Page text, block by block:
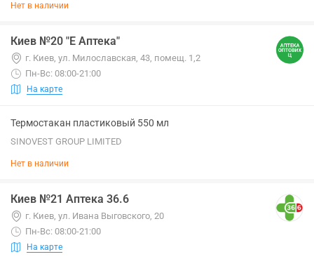
Нет в наличии
Киев №20 "Е Аптека"
г. Киев, ул. Милославская, 43, помещ. 1,2
Пн-Вс: 08:00-21:00
На карте
Термостакан пластиковый 550 мл
SINOVEST GROUP LIMITED
Нет в наличии
Киев №21 Аптека 36.6
г. Киев, ул. Ивана Выговского, 20
Пн-Вс: 08:00-21:00
На карте